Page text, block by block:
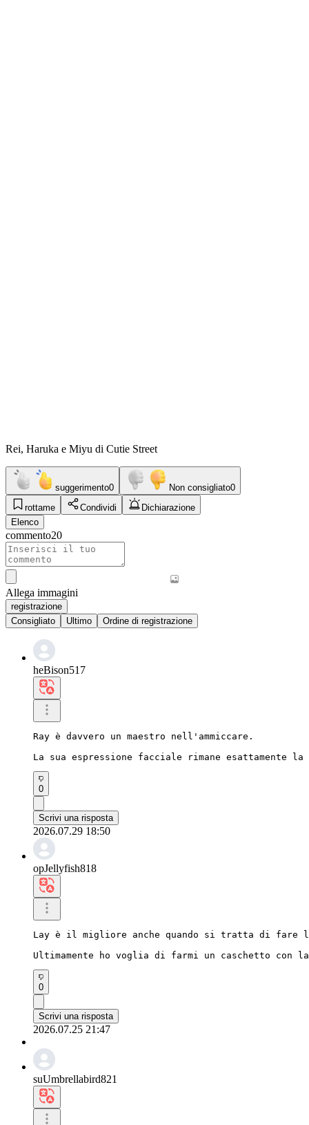
Rei, Haruka e Miyu di Cutie Street
suggerimento0 Non consigliato0
rottame
Condividi
Dichiarazione
Elenco
commento20
Allega immagini
registrazione
Consigliato
Ultimo Ordine di registrazione
heBison517
Ray è davvero un maestro nell'ammiccare.
La sua espressione facciale rimane esattamente la
0
Scrivi una risposta
2026.07.29 18:50
opJellyfish818
Lay è il migliore anche quando si tratta di fare
Ultimamente ho voglia di farmi un caschetto con
0
Scrivi una risposta
2026.07.25 21:47
suUmbrellabird821